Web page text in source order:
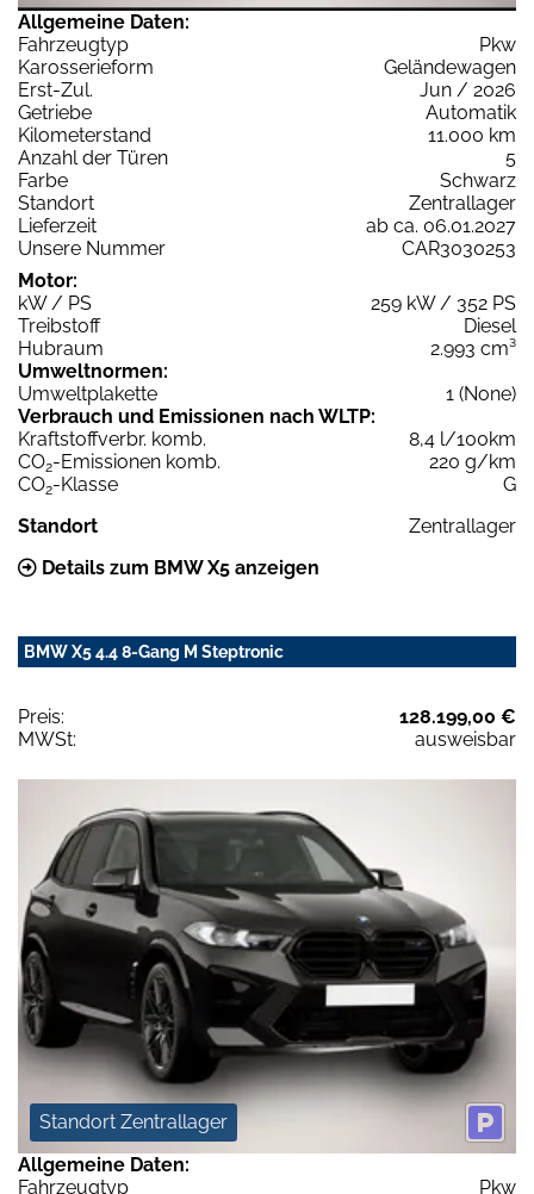
Allgemeine Daten:
Fahrzeugtyp
Pkw
Karosserieform
Geländewagen
Erst-Zul.
Jun / 2026
Getriebe
Automatik
Kilometerstand
11.000 km
Anzahl der Türen
5
Farbe
Schwarz
Standort
Zentrallager
Lieferzeit
ab ca. 06.01.2027
Unsere Nummer
CAR3030253
Motor:
kW / PS
259 kW / 352 PS
Treibstoff
Diesel
Hubraum
2.993 cm³
Umweltnormen:
Umweltplakette
1 (None)
Verbrauch und Emissionen nach WLTP:
Kraftstoffverbr. komb.
8,4 l/100km
CO2-Emissionen komb.
220 g/km
CO2-Klasse
G
Standort
Zentrallager
Details zum BMW X5 anzeigen
BMW X5 4.4 8-Gang M Steptronic
Preis:
128.199,00 €
MWSt:
ausweisbar
Standort Zentrallager
Allgemeine Daten:
Fahrzeugtyp
Pkw